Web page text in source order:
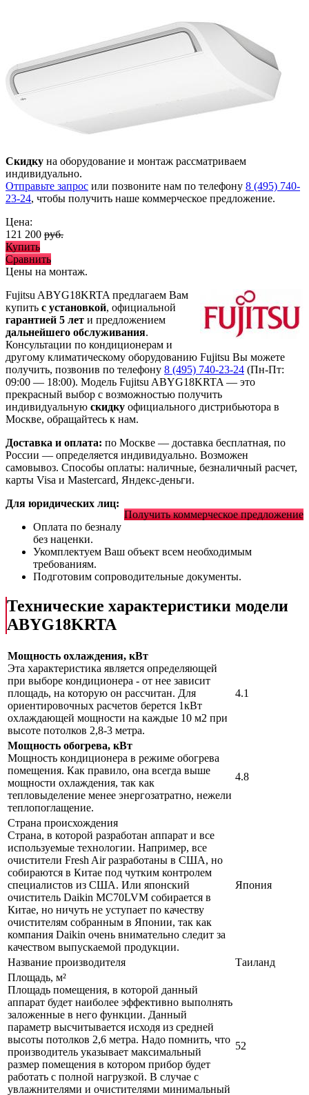
Скидку на оборудование и монтаж рассматриваем
индивидуально.
Отправьте запрос или позвоните нам по телефону 8 (495) 740-
23-24, чтобы получить наше коммерческое предложение.
Цена:
121 200 руб.
Купить
Сравнить
Цены на монтаж.
Fujitsu ABYG18KRTA предлагаем Вам
купить с установкой, официальной
гарантией 5 лет и предложением
дальнейшего обслуживания.
Консультации по кондиционерам и
другому климатическому оборудованию Fujitsu Вы можете
получить, позвонив по телефону 8 (495) 740-23-24 (Пн-Пт:
09:00 — 18:00). Модель Fujitsu ABYG18KRTA — это
прекрасный выбор с возможностью получить
индивидуальную скидку официального дистрибьютора в
Москве, обращайтесь к нам.
Доставка и оплата: по Москве — доставка бесплатная, по
России — определяется индивидуально. Возможен
самовывоз. Способы оплаты: наличные, безналичный расчет,
карты Visa и Mastercard, Яндекс-деньги.
Получить коммерческое предложение
Для юридических лиц:
Оплата по безналу
без наценки.
Укомплектуем Ваш объект всем необходимым
требованиям.
Подготовим сопроводительные документы.
Технические характеристики модели
ABYG18KRTA
Мощность охлаждения, кВт
Эта характеристика является определяющей
при выборе кондиционера - от нее зависит
площадь, на которую он рассчитан. Для
ориентировочных расчетов берется 1кВт
охлаждающей мощности на каждые 10 м2 при
высоте потолков 2,8-3 метра.
4.1
Мощность обогрева, кВт
Мощность кондиционера в режиме обогрева
помещения. Как правило, она всегда выше
мощности охлаждения, так как
тепловыделение менее энергозатратно, нежели
теплопоглащение.
4.8
Страна происхождения
Страна, в которой разработан аппарат и все
используемые технологии. Например, все
очистители Fresh Air разработаны в США, но
собираются в Китае под чутким контролем
специалистов из США. Или японский
очиститель Daikin MC70LVM собирается в
Китае, но ничуть не уступает по качеству
очистителям собранным в Японии, так как
компания Daikin очень внимательно следит за
качеством выпускаемой продукции.
Япония
Название производителя
Таиланд
Площадь, м²
Площадь помещения, в которой данный
аппарат будет наиболее эффективно выполнять
заложенные в него функции. Данный
параметр высчитывается исходя из средней
высоты потолков 2,6 метра. Надо помнить, что
производитель указывает максимальный
размер помещения в котором прибор будет
работать с полной нагрузкой. В случае с
увлажнителями и очистителями минимальный
52